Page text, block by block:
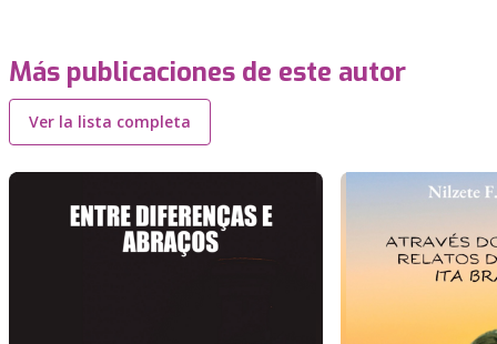
Más publicaciones de este autor
Ver la lista completa